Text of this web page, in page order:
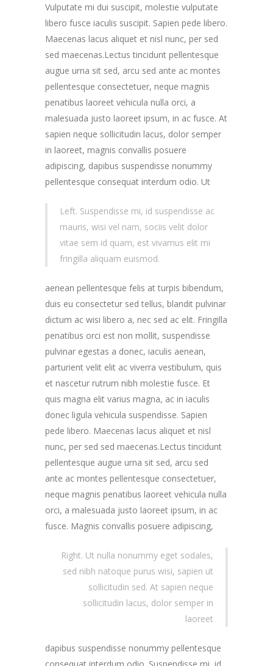
Vulputate mi dui suscipit, molestie vulputate
libero fusce iaculis suscipit. Sapien pede libero.
Maecenas lacus aliquet et nisl nunc, per sed
sed maecenas.Lectus tincidunt pellentesque
augue urna sit sed, arcu sed ante ac montes
pellentesque consectetuer, neque magnis
penatibus laoreet vehicula nulla orci, a
malesuada justo laoreet ipsum, in ac fusce. At
sapien neque sollicitudin lacus, dolor semper
in laoreet, magnis convallis posuere
adipiscing, dapibus suspendisse nonummy
pellentesque consequat interdum odio.
Left. Suspendisse mi, id suspendisse ac
mauris, wisi vel nam, sociis velit dolor
vitae sem id quam, est vivamus elit mi
fringilla aliquam euismod.
Ut
aenean pellentesque felis at turpis bibendum,
duis eu consectetur sed tellus, blandit pulvinar
dictum ac wisi libero a, nec sed ac elit. Fringilla
penatibus orci est non mollit, suspendisse
pulvinar egestas a donec, iaculis aenean,
parturient velit elit ac viverra vestibulum, quis
et nascetur rutrum nibh molestie fusce. Et
quis magna elit varius magna, ac in iaculis
donec ligula vehicula suspendisse. Sapien
pede libero. Maecenas lacus aliquet et nisl
nunc, per sed sed maecenas.Lectus tincidunt
pellentesque augue urna sit sed, arcu sed
ante ac montes pellentesque consectetuer,
neque magnis penatibus laoreet vehicula nulla
orci, a malesuada justo laoreet ipsum, in ac
fusce.
Right. Ut nulla nonummy eget sodales,
sed nibh natoque purus wisi, sapien ut
sollicitudin sed. At sapien neque
sollicitudin lacus, dolor semper in
laoreet
Magnis convallis posuere adipiscing,
dapibus suspendisse nonummy pellentesque